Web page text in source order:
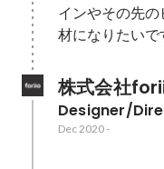
インやその先の
材になりたいで
株式会社
Designer/
Dec 2020-